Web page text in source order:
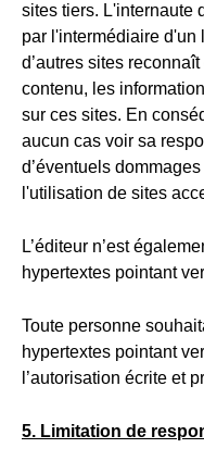
sites tiers. L'internaute
par l'intermédiaire d'un
d’autres sites
contenu, les
sur ces sites. En
aucun cas voir sa
d’éventuels
l'utilisation de sites
L’éditeur n’est
hypertextes pointant
Toute personne
hypertextes pointant
l’autorisation écrite et
5. Limitation de